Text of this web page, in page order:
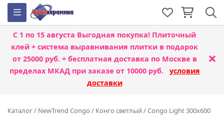
С 1 по 15 августа Выгодная покупка! Плиточный
клей + система выравнивания плитки в подарок
от 25000 руб. + бесплатная доставка по Москве в
пределах МКАД при заказе от 10000 руб. условия
доставки
×
Каталог/ NewTrend Congo / Конго светлый / Congo Light 300x600